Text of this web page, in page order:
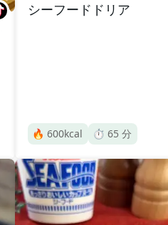
シーフードドリア
🔥 600kcal ⏱️ 65 分